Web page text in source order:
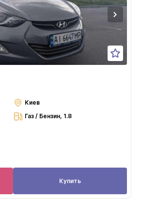
Киев
Газ / Бензин, 1.8
Купить